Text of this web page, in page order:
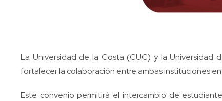
La Universidad de la Costa (CUC) y la
fortalecer la colaboración entre ambas instituciones
Este convenio permitirá el intercambio de